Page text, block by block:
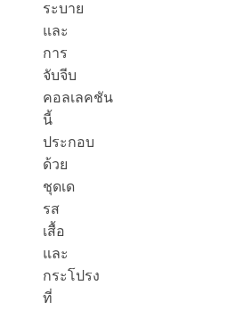
ระบาย
และ
การ
จับจีบ
คอลเลคชัน
นี้
ประกอบ
ด้วย
ชุดเด
รส
เสื้อ
และ
กระโปรง
ที่